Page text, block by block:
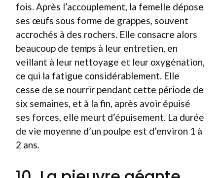
fois. Après l’accouplement, la femelle dépose
ses œufs sous forme de grappes, souvent
accrochés à des rochers. Elle consacre alors
beaucoup de temps à leur entretien, en
veillant à leur nettoyage et leur oxygénation,
ce qui la fatigue considérablement. Elle
cesse de se nourrir pendant cette période de
six semaines, et à la fin, après avoir épuisé
ses forces, elle meurt d’épuisement. La durée
de vie moyenne d’un poulpe est d’environ 1 à
2 ans.